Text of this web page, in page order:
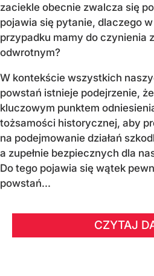
zaciekle obecnie zwalcza się
pojawia się pytanie, dlaczego
przypadku mamy do czynienia
odwrotnym?
W kontekście wszystkich
powstań istnieje podejrzenie,
kluczowym punktem
tożsamości historycznej, aby
na podejmowanie działań
a zupełnie bezpiecznych dla
Do tego pojawia się wątek
powstań...
CZYTAJ